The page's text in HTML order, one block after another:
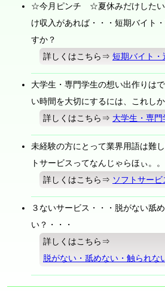
☆今月ピンチ ☆夏休みだけした
け収入があれば・・・短期バイト
すか？
詳しくはこちら⇒短期バイト・
大学生・専門学生の想い出作りは
い時間を大切にするには、これし
詳しくはこちら⇒ 大学生・専
未経験の方にとって業界用語は難
トサービスってなんじゃらほぃ。。
詳しくはこちら⇒ ソフトサー
３ないサービス・・・脱がない舐
い？・・・
詳しくはこちら⇒
脱がない・舐めない・触られな